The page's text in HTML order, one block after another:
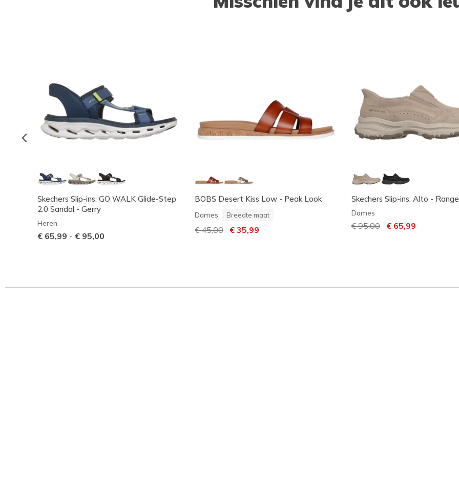
Skechers Slip-ins: GO WALK Glide-Step
2.0 Sandal - Gerry
Heren
€ 65,99 - € 95,00
BOBS Desert Kiss Low - Peak Look
Dames Breedte maat
Prijs verlaagd van
€ 45,00naar
€ 35,99
Skechers Slip-ins: Alto -
Dames
Prijs verlaagd van
€ 95,00 naar
€ 65,99